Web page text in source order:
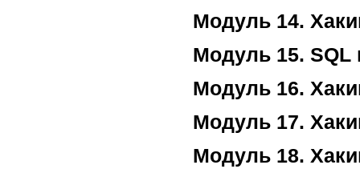
Модуль 14.
Модуль 15. SQL
Модуль 16.
Модуль 17.
Модуль 18.